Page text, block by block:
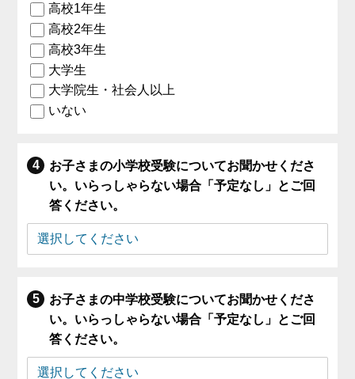
高校1年生
高校2年生
高校3年生
大学生
大学院生・社会人以上
いない
お子さまの小学校受験についてお聞かせくださ
い。いらっしゃらない場合「予定なし」とご回
答ください。
お子さまの中学校受験についてお聞かせくださ
い。いらっしゃらない場合「予定なし」とご回
答ください。